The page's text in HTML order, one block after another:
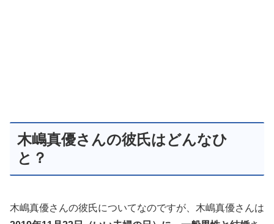
木嶋真優さんの彼氏はどんなひ
と？
木嶋真優さんの彼氏についてなのですが、木嶋真優さんは